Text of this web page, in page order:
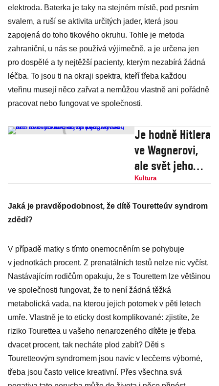
elektroda. Baterka je taky na stejném místě, pod prsním
svalem, a ruší se aktivita určitých jader, která jsou
zapojená do toho tikového okruhu. Tohle je metoda
zahraniční, u nás se používá výjimečně, a je určena jen
pro dospělé a ty nejtěžší pacienty, kterým nezabírá žádná
léčba. To jsou ti na okraji spektra, kteří třeba každou
vteřinu musejí něco zařvat a nemůžou vlastně ani pořádně
pracovat nebo fungovat ve společnosti.
Je hodně Hitlera
ve Wagnerovi,
ale svět jeho
díla miluje.
hudbě a její
Kultura
Jaká je pravděpodobnost, že dítě Touretteův syndrom
zdědí?
V případě matky s tímto onemocněním se pohybuje
v jednotkách procent. Z prenatálních testů nelze nic vyčíst.
Nastávajícím rodičům opakuju, že s Tourettem lze většinou
ve společnosti fungovat, že to není žádná těžká
metabolická vada, na kterou jejich potomek v pěti letech
umře. Vlastně je to eticky dost komplikované: zjistíte, že
riziko Tourettea u vašeho nenarozeného dítěte je třeba
dvacet procent, tak necháte plod zabít? Děti s
Touretteovým syndromem jsou navíc v lecčems výborné,
třeba jsou často velice kreativní. Přes všechna svá